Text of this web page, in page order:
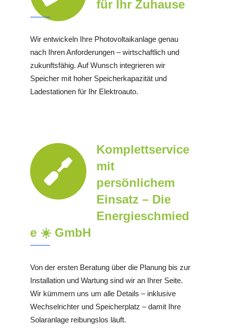
für Ihr Zuhause
Wir entwickeln Ihre Photovoltaikanlage genau
nach Ihren Anforderungen – wirtschaftlich und
zukunftsfähig. Auf Wunsch integrieren wir
Speicher mit hoher Speicherkapazität und
Ladestationen für Ihr Elektroauto.
Komplettservice
mit
persönlichem
Einsatz – Die
Energieschmied
e ☀️ GmbH
Von der ersten Beratung über die Planung bis zur
Installation und Wartung sind wir an Ihrer Seite.
Wir kümmern uns um alle Details – inklusive
Wechselrichter und Speicherplatz – damit Ihre
Solaranlage reibungslos läuft.